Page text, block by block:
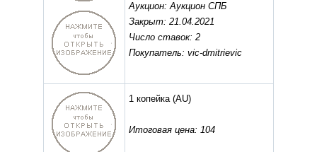
Аукцион: Аукцион СПБ
Закрыт: 21.04.2021
Число ставок: 2
Покупатель: vic-dmitrievic
1 копейка (AU)
Итоговая цена: 104